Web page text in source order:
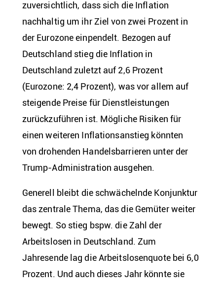
zuversichtlich, dass sich die Inflation
nachhaltig um ihr Ziel von zwei Prozent in
der Eurozone einpendelt. Bezogen auf
Deutschland stieg die Inflation in
Deutschland zuletzt auf 2,6 Prozent
(Eurozone: 2,4 Prozent), was vor allem auf
steigende Preise für Dienstleistungen
zurückzuführen ist. Mögliche Risiken für
einen weiteren Inflationsanstieg könnten
von drohenden Handelsbarrieren unter der
Trump-Administration ausgehen.
Generell bleibt die schwächelnde Konjunktur
das zentrale Thema, das die Gemüter weiter
bewegt. So stieg bspw. die Zahl der
Arbeitslosen in Deutschland. Zum
Jahresende lag die Arbeitslosenquote bei 6,0
Prozent. Und auch dieses Jahr könnte sie